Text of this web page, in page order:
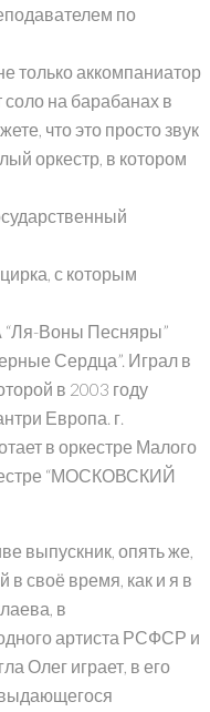
по
аккомпаниатор
соло на барабанах в
что это просто звук
оркестр, в котором
с которым
“Ля-Воны Песняры”
Сердца”. Играл в
в 2003 году
Европа. г.
в оркестре Малого
“МОСКОВСКИЙ
выпускник, опять же,
своё время, как и я в
в
артиста РСФСР и
Олег играет, в его